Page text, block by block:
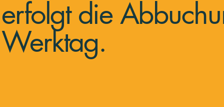
erfolgt die
Werktag.